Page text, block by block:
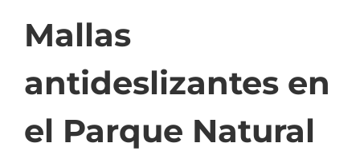
Mallas
antideslizantes en
el Parque Natural